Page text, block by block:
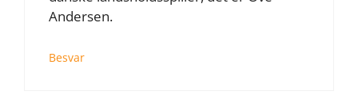
Andersen.
Besvar